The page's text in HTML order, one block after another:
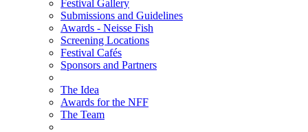
Festival Gallery
Submissions and Guidelines
Awards - Neisse Fish
Screening Locations
Festival Cafés
Sponsors and Partners
The Idea
Awards for the NFF
The Team